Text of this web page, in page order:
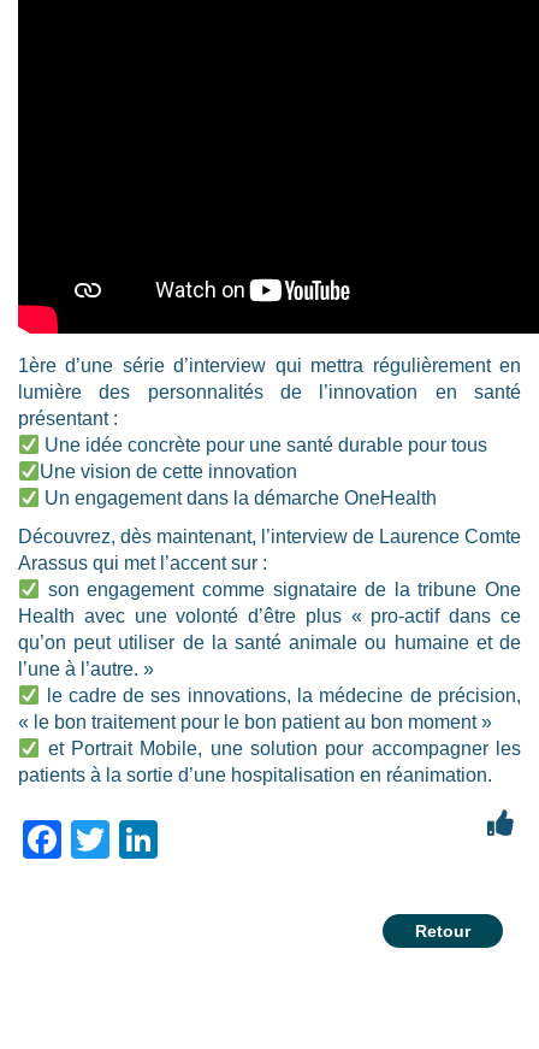
1ère d’une série d’interview qui mettra régulièrement en
lumière des personnalités de l’innovation en santé
présentant :
Une idée concrète pour une santé durable pour tous
Une vision de cette innovation
Un engagement dans la démarche OneHealth
Découvrez, dès maintenant, l’interview de Laurence Comte
Arassus qui met l’accent sur :
son engagement comme signataire de la tribune One
Health avec une volonté d’être plus « pro-actif dans ce
qu’on peut utiliser de la santé animale ou humaine et de
l’une à l’autre. »
le cadre de ses innovations, la médecine de précision,
« le bon traitement pour le bon patient au bon moment »
et Portrait Mobile, une solution pour accompagner les
patients à la sortie d’une hospitalisation en réanimation.
Facebook
Twitter
Retour